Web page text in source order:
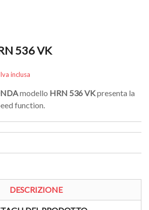
536 VK
Iva inclusa
modello HRN 536VKpresenta la
function.
DESCRIZIONE